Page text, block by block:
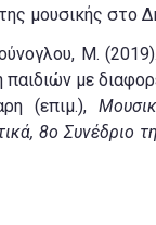
μουσικής στο
Μ.
παιδιών με
(επιμ.),
8ο Συνέδριο